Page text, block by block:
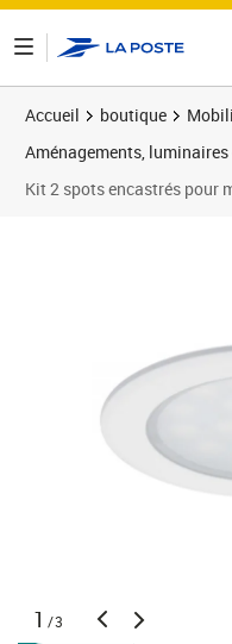
Accueil boutique
Aménagements,
Kit 2 spots encastrés pour
1 /3